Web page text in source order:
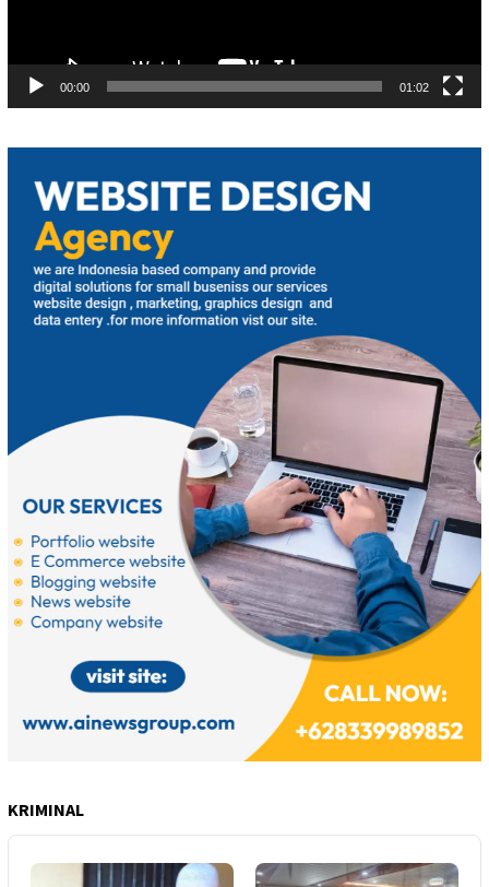
00:00 01:02
KRIMINAL